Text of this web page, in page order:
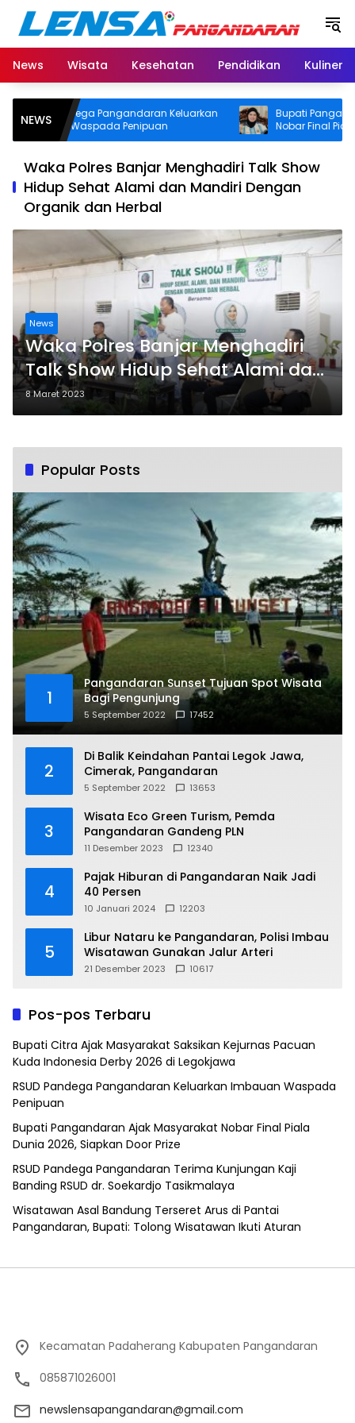
Langsung
konten
News
Wisata Kesehatan Pendidikan Kuliner
NEWS
Pandega Pangandaran Keluarkan
Waspada Penipuan
Bupati Pangandaran
Nobar Final Piala
Door Prize
Waka Polres Banjar Menghadiri Talk Show
Hidup Sehat Alami dan Mandiri Dengan
Organik dan Herbal
News
Waka Polres Banjar Menghadiri
Talk Show Hidup Sehat Alami dan
Mandiri Dengan Organik dan
Herbal
8 Maret 2023
Popular Posts
1
Pangandaran Sunset Tujuan Spot Wisata
Bagi Pengunjung
5 September 2022 17452
2
Di Balik Keindahan Pantai Legok Jawa,
Cimerak, Pangandaran
5 September 2022 13653
3
Wisata Eco Green Turism, Pemda
Pangandaran Gandeng PLN
11 Desember 2023 12340
4
Pajak Hiburan di Pangandaran Naik Jadi
40 Persen
10 Januari 2024 12203
5
Libur Nataru ke Pangandaran, Polisi Imbau
Wisatawan Gunakan Jalur Arteri
21 Desember 2023 10617
Pos-pos Terbaru
Bupati Citra Ajak Masyarakat Saksikan Kejurnas Pacuan
Kuda Indonesia Derby 2026 di Legokjawa
RSUD Pandega Pangandaran Keluarkan Imbauan Waspada
Penipuan
Bupati Pangandaran Ajak Masyarakat Nobar Final Piala
Dunia 2026, Siapkan Door Prize
RSUD Pandega Pangandaran Terima Kunjungan Kaji
Banding RSUD dr. Soekardjo Tasikmalaya
Wisatawan Asal Bandung Terseret Arus di Pantai
Pangandaran, Bupati: Tolong Wisatawan Ikuti Aturan
Kecamatan Padaherang Kabupaten Pangandaran
085871026001
newslensapangandaran@gmail.com